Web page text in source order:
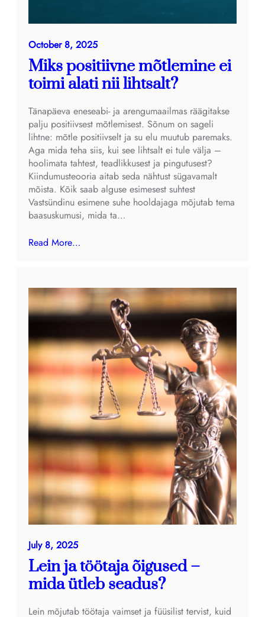
October 8, 2025
Miks positiivne mõtlemine ei
toimi alati nii lihtsalt?
Tänapäeva eneseabi- ja arengumaailmas räägitakse
palju positiivsest mõtlemisest. Sõnum on sageli
lihtne: mõtle positiivselt ja su elu muutub paremaks.
Aga mida teha siis, kui see lihtsalt ei tule välja –
hoolimata tahtest, teadlikkusest ja pingutusest?
Kiindumusteooria aitab seda nähtust sügavamalt
mõista. Kõik saab alguse esimesest suhtest
Vastsündinu esimene suhe hooldajaga mõjutab tema
baasuskumusi, mida ta…
Read More…
July 8, 2025
Lein ja töötaja õigused –
mida ütleb seadus?
Lein mõjutab töötaja vaimset ja füüsilist tervist, kuid